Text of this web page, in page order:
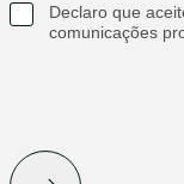
Declaro que
comunicações